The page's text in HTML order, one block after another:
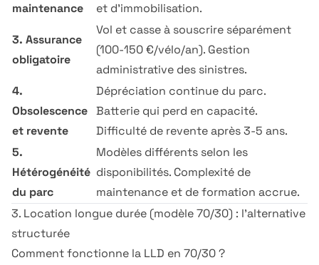
maintenance
et d'immobilisation.
3. Assurance
obligatoire
Vol et casse à souscrire séparément
(100-150 €/vélo/an). Gestion
administrative des sinistres.
4.
Obsolescence
et revente
Dépréciation continue du parc.
Batterie qui perd en capacité.
Difficulté de revente après 3-5 ans.
5.
Hétérogénéité
du parc
Modèles différents selon les
disponibilités. Complexité de
maintenance et de formation accrue.
3. Location longue durée (modèle 70/30) : l'alternative
structurée
Comment fonctionne la LLD en 70/30 ?